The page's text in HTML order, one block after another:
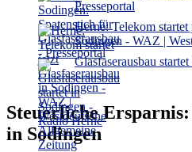
Presseportal
Herne: Telekom startet
Sodingen - WAZ |
Glasfaserausbau
Steuerliche
in Sodingen